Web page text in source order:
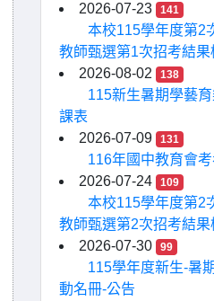
2026-07-23
141
本校115學年度第2
教師甄選第1次招考結果
2026-08-02
138
115新生暑期學藝
課表
2026-07-09
131
116年國中教育會
2026-07-24
109
本校115學年度第2
教師甄選第2次招考結果
2026-07-30
99
115學年度新生-暑
動名冊-公告